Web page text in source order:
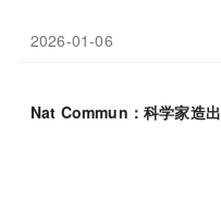
2026-01-06
Nat Commun：科学家造